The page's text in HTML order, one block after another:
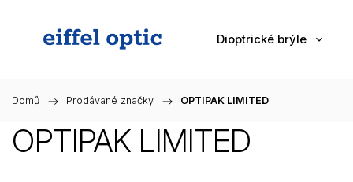
Dioptrické brýle
Domů / Prodávané značky / OPTIPAK LIMITED
OPTIPAK LIMITED